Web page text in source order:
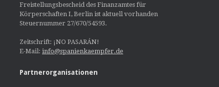
Freistellungsbescheid des Finanzamtes für
Körperschaften I, Berlin ist aktuell vorhanden
Steuernummer 27/670/54593.
Zeitschrift: ¡NO PASARÁN!
E-Mail: info@spanienkaempfer.de
Partnerorganisationen